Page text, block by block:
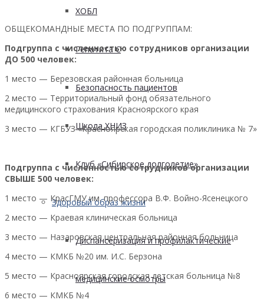
ХОБЛ
Гепатита С
Безопасность пациентов
Школа ХНИЗ
Клуб «Сибирское долголетие»
Здоровый образ жизни
Диспансеризация и профилактические
медицинские осмотры
ОБЩЕКОМАНДНЫЕ МЕСТА ПО ПОДГРУППАМ:
Подгруппа с численностью сотрудников организации
ДО 500 человек:
1 место — Березовская районная больница
2 место — Территориальный фонд обязательного
медицинского страхования Красноярского края
3 место — КГБУЗ «Красноярская городская поликлиника № 7»
Подгруппа с численностью сотрудников организации
СВЫШЕ 500 человек:
1 место — КрасГМУ им. профессора В.Ф. Войно-Ясенецкого
2 место — Краевая клиническая больница
3 место — Назаровская центральная районная больница
4 место — КМКБ №20 им. И.С. Берзона
5 место — Красноярская городская детская больница №8
6 место — КМКБ №4